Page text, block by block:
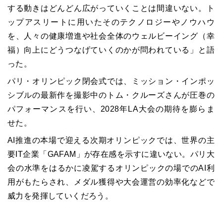
する動きはどんどん広がっていくことは間違いない。ト
ップアスリートに用いたそのテクノロジーやノウハウ
を、人々の健康増進や社会全体のウェルビーイング（幸
福）向上にどうつなげていくのかが問われている」と語
った。
パリ・オリンピック閉会式では、ミッション・インポッ
シブルの最新作を撮影中のトム・クルーズさんが圧巻の
パフォーマンスを行い、2028年LA大会の期待を膨らま
せた。
AI推進の本場で迎える次期オリンピックでは、世界の主
要IT企業「GAFAM」が存在感を示すに違いない。パリ大
会の水準をはるかに凌駕するオリンピックの場でのAI利
用がもたらされ、メダル獲得や大会運営の効率化などで
威力を発揮していくだろう。